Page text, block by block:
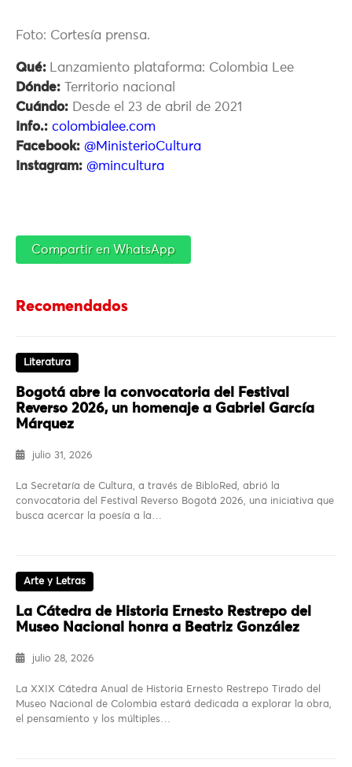
Foto: Cortesía prensa.
Qué: Lanzamiento plataforma: Colombia Lee
Dónde: Territorio nacional
Cuándo: Desde el 23 de abril de 2021
Info.: colombialee.com
Facebook: @MinisterioCultura
Instagram: @mincultura
Compartir en WhatsApp
Recomendados
Literatura
Bogotá abre la convocatoria del Festival
Reverso 2026, un homenaje a Gabriel García
Márquez
julio 31, 2026
La Secretaría de Cultura, a través de BibloRed, abrió la
convocatoria del Festival Reverso Bogotá 2026, una iniciativa que
busca acercar la poesía a la…
Arte y Letras
La Cátedra de Historia Ernesto Restrepo del
Museo Nacional honra a Beatriz González
julio 28, 2026
La XXIX Cátedra Anual de Historia Ernesto Restrepo Tirado del
Museo Nacional de Colombia estará dedicada a explorar la obra,
el pensamiento y los múltiples…